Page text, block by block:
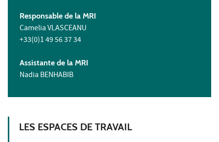
Responsable de la MRI
Camelia VLASCEANU
+33(0)1 49 56 37 34
Assistante de la MRI
Nadia BENHABIB
LES ESPACES DE TRAVAIL